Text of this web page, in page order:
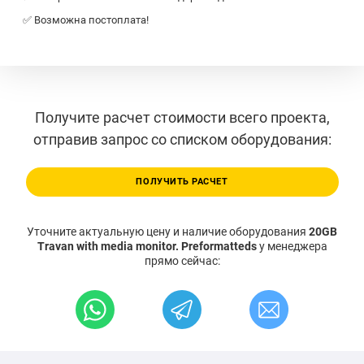
✅ Возможна постоплата!
Получите расчет стоимости всего проекта,
отправив запрос со списком оборудования:
ПОЛУЧИТЬ РАСЧЕТ
Уточните актуальную цену и наличие оборудования 20GB
Travan with media monitor. Preformattedsу менеджера
прямо сейчас: